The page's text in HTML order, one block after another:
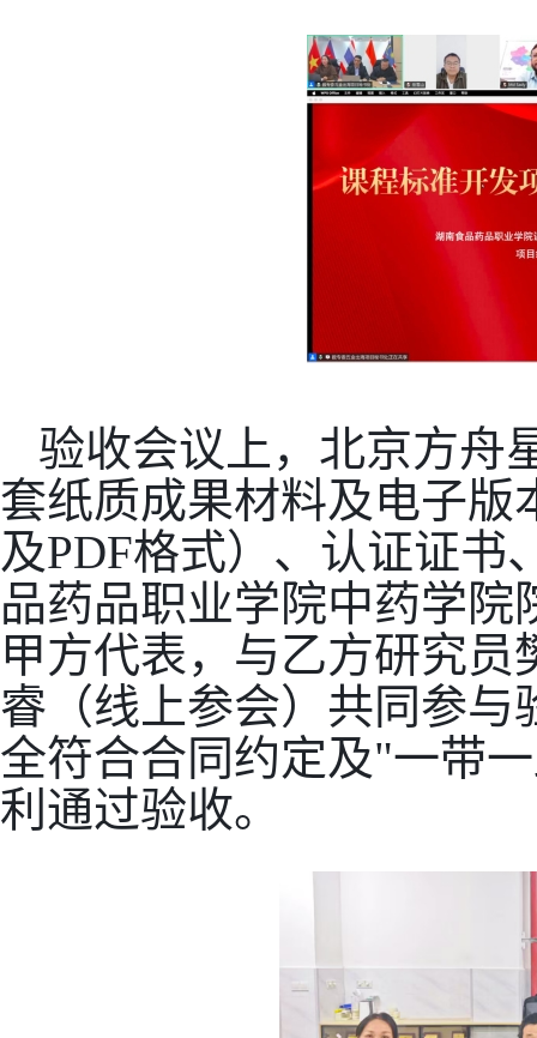
验收会议上，北京方舟
套纸质成果材料及电子版
及PDF格式）、认证证书
品药品职业学院中药学
甲方代表，与乙方研究
睿（线上参会）共同参
全符合合同约定及"一带
利通过验收。